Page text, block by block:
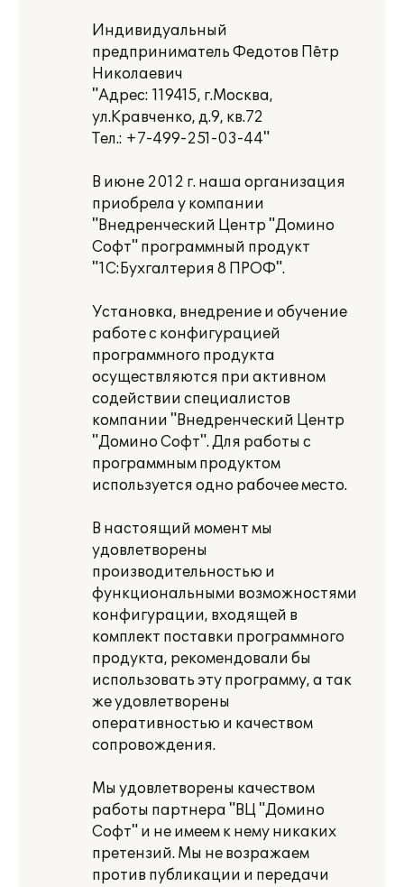
Индивидуальный
предприниматель Федотов Пётр
Николаевич
"Адрес: 119415, г.Москва,
ул.Кравченко, д.9, кв.72
Тел.: +7-499-251-03-44"
В июне 2012 г. наша организация
приобрела у компании
"Внедренческий Центр "Домино
Софт" программный продукт
"1С:Бухгалтерия 8 ПРОФ".
Установка, внедрение и обучение
работе с конфигурацией
программного продукта
осуществляются при активном
содействии специалистов
компании "Внедренческий Центр
"Домино Софт". Для работы с
программным продуктом
используется одно рабочее место.
В настоящий момент мы
удовлетворены
производительностью и
функциональными возможностями
конфигурации, входящей в
комплект поставки программного
продукта, рекомендовали бы
использовать эту программу, а так
же удовлетворены
оперативностью и качеством
сопровождения.
Мы удовлетворены качеством
работы партнера "ВЦ "Домино
Софт" и не имеем к нему никаких
претензий. Мы не возражаем
против публикации и передачи